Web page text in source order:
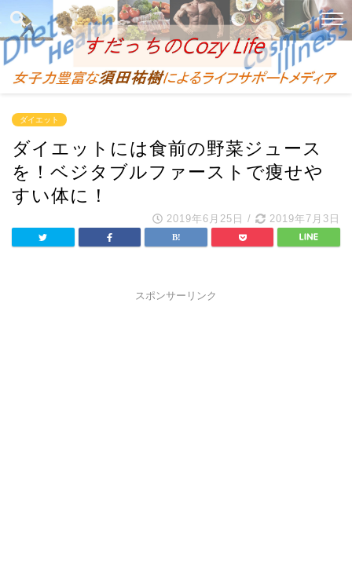
ダイエット
ダイエットには食前の野菜ジュース
を！ベジタブルファーストで痩せや
すい体に！
2019年6月25日 / 2019年7月3日
スポンサーリンク